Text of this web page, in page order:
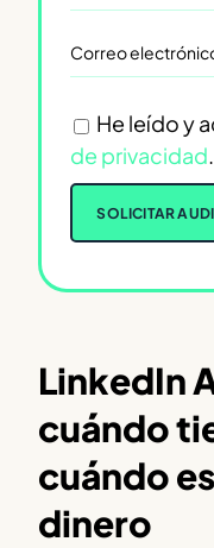
He leído y
de privacidad.
LinkedIn
cuándo
cuándo
dinero